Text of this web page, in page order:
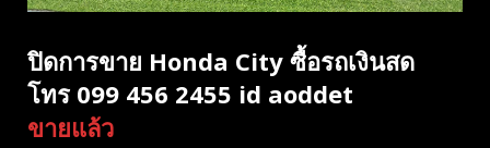
ปิดการขาย Honda City ซื้อรถเงินสด
โทร 099 456 2455 id aoddet
ขายแล้ว